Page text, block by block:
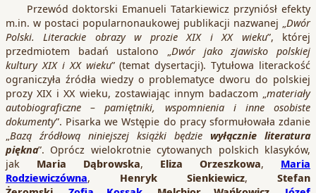
Przewód doktorski Emanueli Tatarkiewicz przyniósł efekty
m.in. w postaci popularnonaukowej publikacji nazwanej „ Dwór
Polski. Literackie obrazy w prozie XIX i XX wieku”, której
przedmiotem badań ustalono „ Dwór jako zjawisko polskiej
kultury XIX i XX wieku” (temat dysertacji). Tytułowa literackość
ograniczyła źródła wiedzy o problematyce dworu do polskiej
prozy XIX i XX wieku, zostawiając innym badaczom „ materiały
autobiograficzne – pamiętniki, wspomnienia i inne osobiste
dokumenty”. Pisarka we Wstępie do pracy sformułowała zdanie
Bazą źródłową niniejszej książki będzie wyłącznie literatura
piękna”. Oprócz wielokrotnie cytowanych polskich klasyków,
jak Maria Dąbrowska, Eliza Orzeszkowa, Maria
Rodziewiczówna, Henryk Sienkiewicz, Stefan